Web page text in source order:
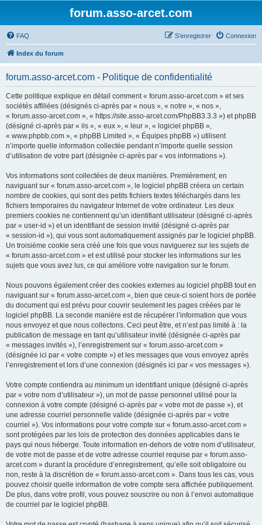
forum.asso-arcet.com
FAQ Connexion
S’enregistrer
Index du forum
forum.asso-arcet.com - Politique de confidentialité
Cette politique explique en détail comment « forum.asso-arcet.com » et ses
sociétés affiliées (désignés ci-après par « nous », « notre », « nos »,
« forum.asso-arcet.com », « https://site.asso-arcet.com/PhpBB3.3.3 ») et phpBB
(désigné ci-après par « ils », « eux », « leur », « logiciel phpBB »,
« www.phpbb.com », « phpBB Limited », « Équipes phpBB ») utilisent
n’importe quelle information collectée pendant n’importe quelle session
d’utilisation de votre part (désignée ci-après par « vos informations »).
Vos informations sont collectées de deux manières. Premièrement, en
naviguant sur « forum.asso-arcet.com », le logiciel phpBB créera un certain
nombre de cookies, qui sont des petits fichiers textes téléchargés dans les
fichiers temporaires du navigateur Internet de votre ordinateur. Les deux
premiers cookies ne contiennent qu’un identifiant utilisateur (désigné ci-après
par « user-id ») et un identifiant de session invité (désigné ci-après par
« session-id »), qui vous sont automatiquement assignés par le logiciel phpBB.
Un troisième cookie sera créé une fois que vous naviguerez sur les sujets de
« forum.asso-arcet.com » et est utilisé pour stocker les informations sur les
sujets que vous avez lus, ce qui améliore votre navigation sur le forum.
Nous pouvons également créer des cookies externes au logiciel phpBB tout en
naviguant sur « forum.asso-arcet.com », bien que ceux-ci soient hors de portée
du document qui est prévu pour couvrir seulement les pages créées par le
logiciel phpBB. La seconde manière est de récupérer l’information que vous
nous envoyez et que nous collectons. Ceci peut être, et n’est pas limité à : la
publication de message en tant qu’utilisateur invité (désignée ci-après par
« messages invités »), l’enregistrement sur « forum.asso-arcet.com »
(désignée ici par « votre compte ») et les messages que vous envoyez après
l’enregistrement et lors d’une connexion (désignés ici par « vos messages »).
Votre compte contiendra au minimum un identifiant unique (désigné ci-après
par « votre nom d’utilisateur »), un mot de passe personnel utilisé pour la
connexion à votre compte (désigné ci-après par « votre mot de passe »), et
une adresse courriel personnelle valide (désignée ci-après par « votre
courriel »). Vos informations pour votre compte sur « forum.asso-arcet.com »
sont protégées par les lois de protection des données applicables dans le
pays qui nous héberge. Toute information en-dehors de votre nom d’utilisateur,
de votre mot de passe et de votre adresse courriel requise par « forum.asso-
arcet.com » durant la procédure d’enregistrement, qu’elle soit obligatoire ou
non, reste à la discrétion de « forum.asso-arcet.com ». Dans tous les cas, vous
pouvez choisir quelle information de votre compte sera affichée publiquement.
De plus, dans votre profil, vous pouvez souscrire ou non à l’envoi automatique
de courriel par le logiciel phpBB.